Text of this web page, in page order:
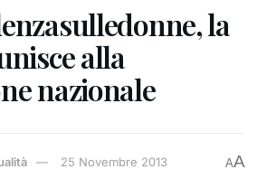
la
alla
nazionale
25 Novembre 2013 AA